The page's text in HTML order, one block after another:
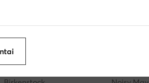
vyrams Batai vaikams Geox
Clara Barson